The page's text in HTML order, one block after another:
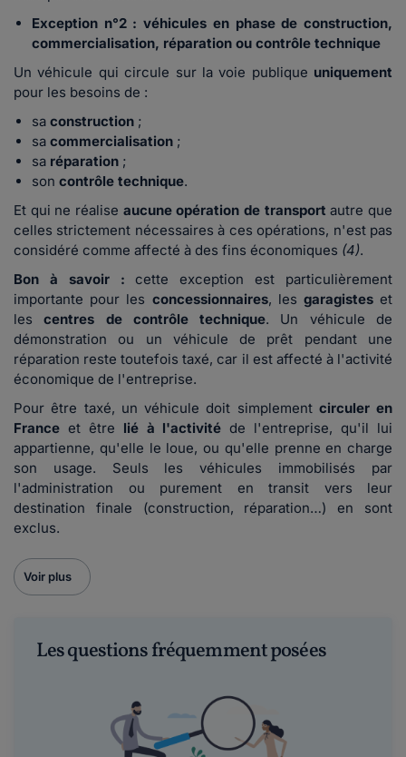
Exception n°2 : véhicules en phase de construction,
commercialisation, réparation ou contrôle technique
Un véhicule qui circule sur la voie publique uniquement
pour les besoins de :
sa construction ;
sa commercialisation ;
sa réparation ;
son contrôle technique.
Et qui ne réalise aucune opération de transport autre que
celles strictement nécessaires à ces opérations, n'est pas
considéré comme affecté à des fins économiques (4).
Bon à savoir : cette exception est particulièrement
importante pour les concessionnaires, les garagistes et
lescentres de contrôle technique. Un véhicule de
démonstration ou un véhicule de prêt pendant une
réparation reste toutefois taxé, car il est affecté à l'activité
économique de l'entreprise.
Pour être taxé, un véhicule doit simplement circuler en
France et être lié à l'activité de l'entreprise, qu'il lui
appartienne, qu'elle le loue, ou qu'elle prenne en charge
son usage. Seuls les véhicules immobilisés par
l'administration ou purement en transit vers leur
destination finale (construction, réparation…) en sont
exclus.
Voir plus
Les questions fréquemment posées